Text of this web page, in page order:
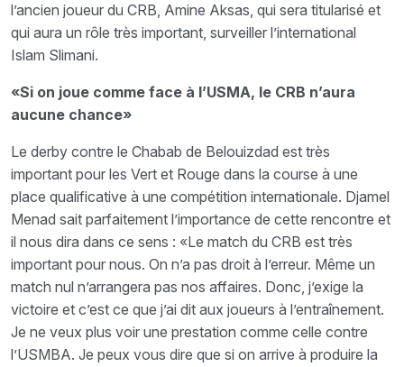
l’ancien joueur du CRB, Amine Aksas, qui sera titularisé et
qui aura un rôle très important, surveiller l’international
Islam Slimani.
«Si on joue comme face à l’USMA, le CRB n’aura
aucune chance»
Le derby contre le Chabab de Belouizdad est très
important pour les Vert et Rouge dans la course à une
place qualificative à une compétition internationale. Djamel
Menad sait parfaitement l’importance de cette rencontre et
il nous dira dans ce sens : «Le match du CRB est très
important pour nous. On n’a pas droit à l’erreur. Même un
match nul n’arrangera pas nos affaires. Donc, j’exige la
victoire et c’est ce que j’ai dit aux joueurs à l’entraînement.
Je ne veux plus voir une prestation comme celle contre
l’USMBA. Je peux vous dire que si on arrive à produire la